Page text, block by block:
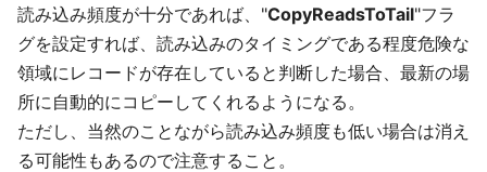
読み込み頻度が十分であれば、"CopyReadsToTail"フラ
グを設定すれば、読み込みのタイミングである程度危険な
領域にレコードが存在していると判断した場合、最新の場
所に自動的にコピーしてくれるようになる。
ただし、当然のことながら読み込み頻度も低い場合は消え
る可能性もあるので注意すること。